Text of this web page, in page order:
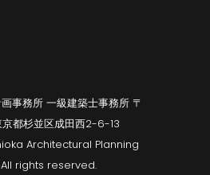
事務所 一級建築士事務所 〒
都杉並区成田西2-6-13
Architectural Planning
rights reserved.